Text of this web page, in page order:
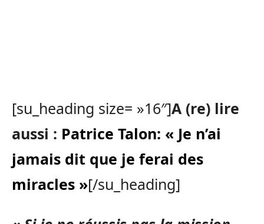
[su_heading size= »16″]A (re) lire
aussi : Patrice Talon: « Je n’ai
jamais dit que je ferai des
miracles »[/su_heading]